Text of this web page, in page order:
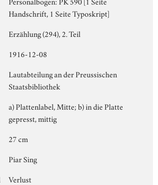
Handschrift, 1 Seite Typoskript]
Erzählung (294), 2. Teil
1916-12-08
Lautabteilung an der Preussischen
Staatsbibliothek
a) Plattenlabel, Mitte; b) in die Platte
gepresst, mittig
27 cm
Piar Sing
Verlust